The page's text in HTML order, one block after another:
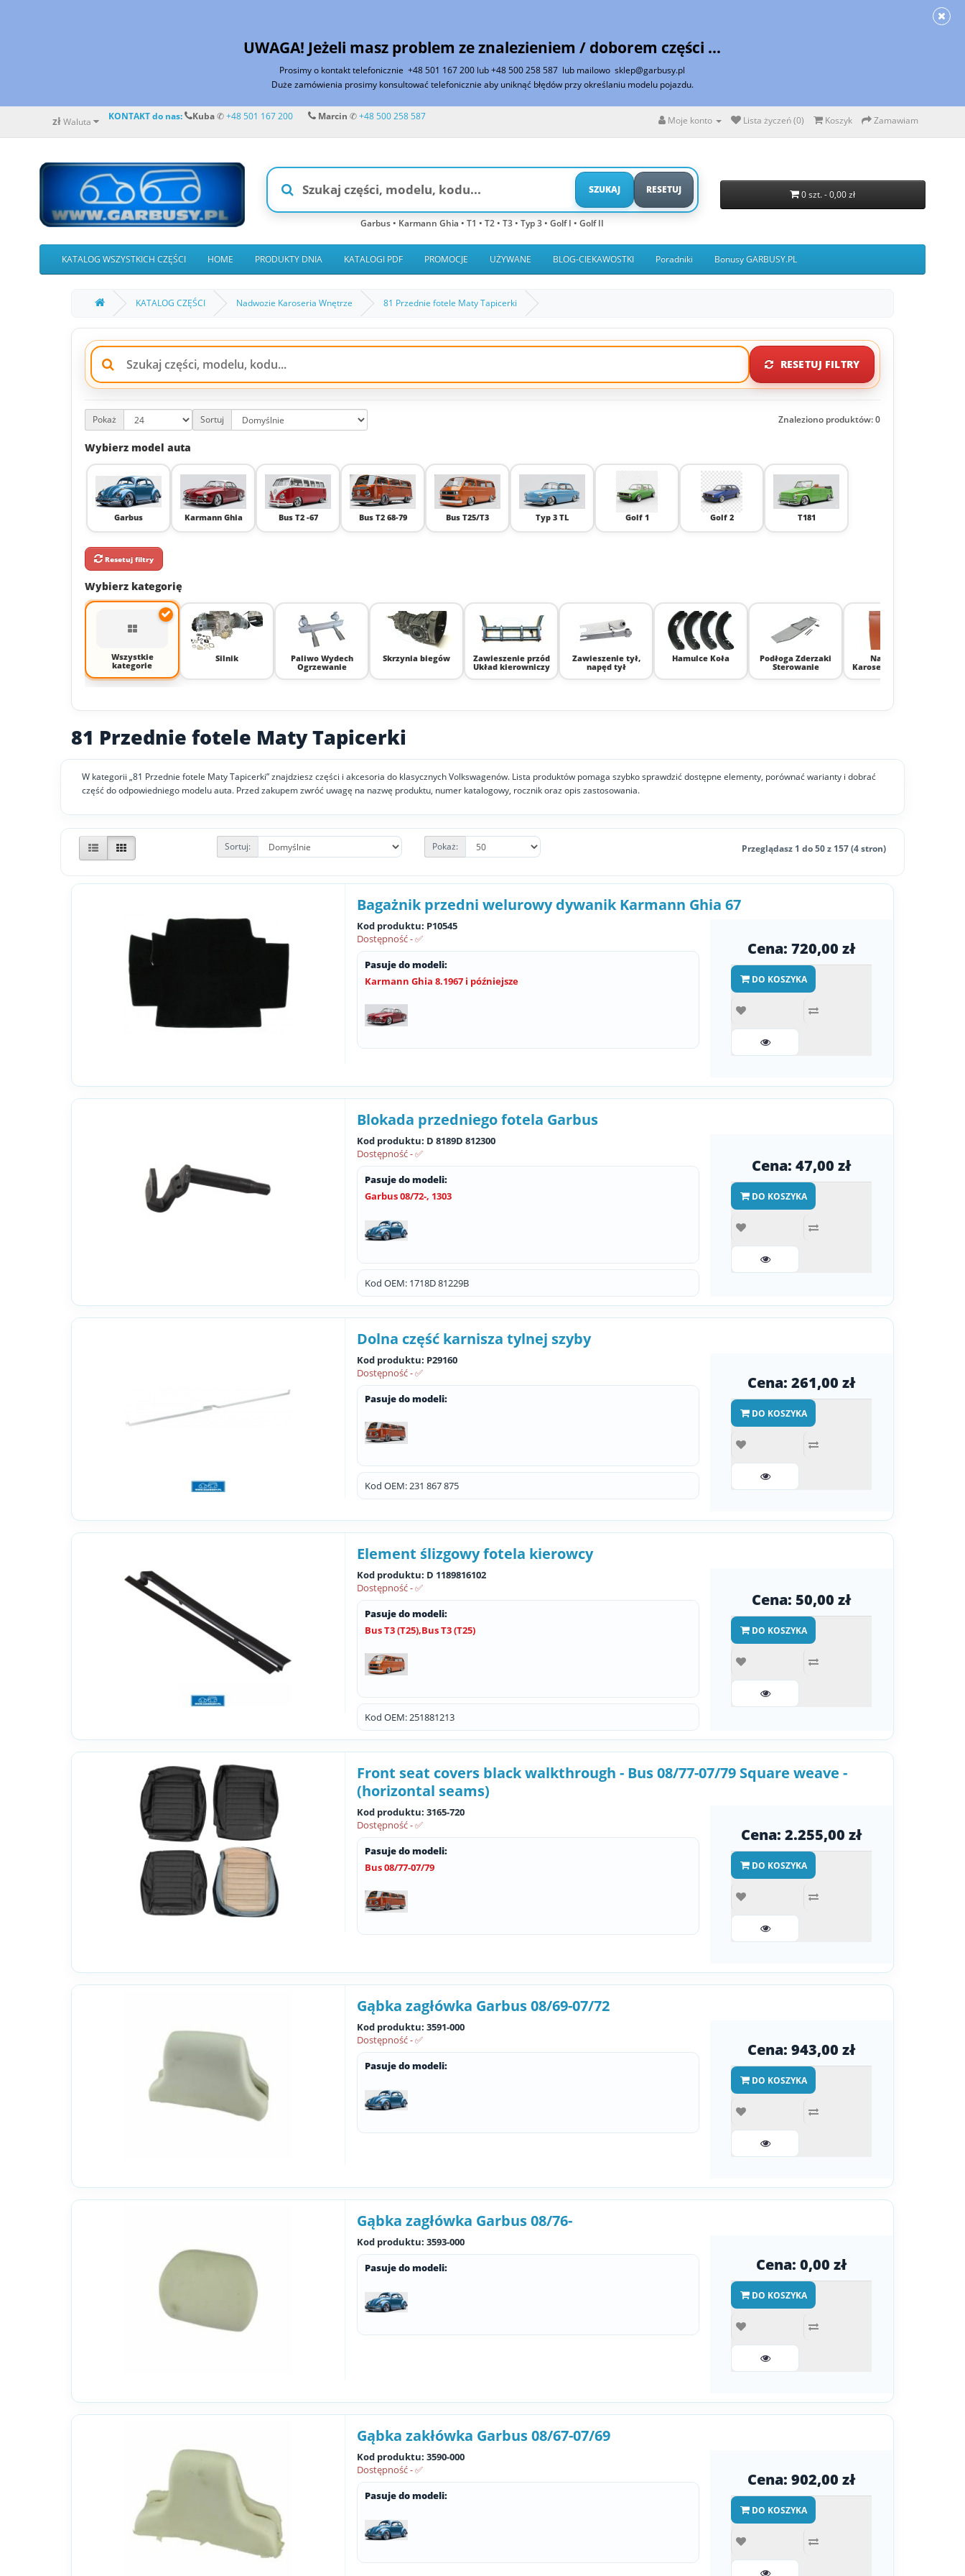
UWAGA! Jeżeli masz problem ze znalezieniem / doborem części ...
Prosimy o kontakt telefonicznie+48 501 167 200 lub +48 500 258 587 lub mailowosklep@garbusy.pl
Duże zamówienia prosimy konsultować telefonicznie aby uniknąć błędów przy określaniu modelu pojazdu.
złWaluta KONTAKT do nas: Kuba✆+48 501 167 200 Marcin ✆+48 500 258 587 Moje konto Lista życzeń (0) Koszyk Zamawiam
SZUKAJ RESETUJ
Garbus • Karmann Ghia • T1 • T2 • T3 • Typ 3 • Golf I • Golf II
0 szt. - 0,00 zł
KATALOG WSZYSTKICH CZĘŚCI HOME PRODUKTY DNIA KATALOGI PDF PROMOCJE UŻYWANE BLOG-CIEKAWOSTKI Poradniki Bonusy GARBUSY.PL
KATALOG CZĘŚCI Nadwozie Karoseria Wnętrze 81 Przednie fotele Maty Tapicerki
RESETUJ FILTRY
Pokaż Sortuj Znaleziono produktów: 0
Wybierz model auta
Garbus Karmann Ghia Bus T2 -67 Bus T2 68-79 Bus T25/T3 Typ 3 TL Golf 1 Golf 2 T181
Resetuj filtry
Wybierz kategorię
Wszystkie
kategorie
Silnik
Paliwo Wydech
Ogrzewanie
Skrzynia biegów
Zawieszenie przód
Układ kierowniczy
Zawieszenie tył,
napęd tył
Hamulce Koła
Podłoga Zderzaki
Sterowanie
Nadwozie
Karoseria Wnętrze
81 Przednie fotele Maty Tapicerki
W kategorii „81 Przednie fotele Maty Tapicerki” znajdziesz części i akcesoria do klasycznych Volkswagenów. Lista produktów pomaga szybko sprawdzić dostępne elementy, porównać warianty i dobrać
część do odpowiedniego modelu auta. Przed zakupem zwróć uwagę na nazwę produktu, numer katalogowy, rocznik oraz opis zastosowania.
Sortuj: Pokaż: Przeglądasz 1 do 50 z 157 (4 stron)
Bagażnik przedni welurowy dywanik Karmann Ghia 67
Kod produktu: P10545
Dostępność - ✅
Pasuje do modeli:
Karmann Ghia 8.1967 i późniejsze
Cena: 720,00 zł
DO KOSZYKA
Blokada przedniego fotela Garbus
Kod produktu: D 8189D 812300
Dostępność - ✅
Pasuje do modeli:
Garbus 08/72-, 1303
Kod OEM: 1718D 81229B
Cena: 47,00 zł
DO KOSZYKA
Dolna część karnisza tylnej szyby
Kod produktu: P29160
Dostępność - ✅
Pasuje do modeli:
Kod OEM: 231 867 875
Cena: 261,00 zł
DO KOSZYKA
Element ślizgowy fotela kierowcy
Kod produktu: D 1189816102
Dostępność - ✅
Pasuje do modeli:
Bus T3 (T25),Bus T3 (T25)
Kod OEM: 251881213
Cena: 50,00 zł
DO KOSZYKA
Front seat covers black walkthrough - Bus 08/77-07/79 Square weave -
(horizontal seams)
Kod produktu: 3165-720
Dostępność - ✅
Pasuje do modeli:
Bus 08/77-07/79
Cena: 2.255,00 zł
DO KOSZYKA
Gąbka zagłówka Garbus 08/69-07/72
Kod produktu: 3591-000
Dostępność - ✅
Pasuje do modeli:
Cena: 943,00 zł
DO KOSZYKA
Gąbka zagłówka Garbus 08/76-
Kod produktu: 3593-000
Pasuje do modeli:
Cena: 0,00 zł
DO KOSZYKA
Gąbka zakłówka Garbus 08/67-07/69
Kod produktu: 3590-000
Dostępność - ✅
Pasuje do modeli:
Cena: 902,00 zł
DO KOSZYKA